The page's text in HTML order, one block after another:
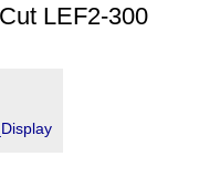
LEF2-300